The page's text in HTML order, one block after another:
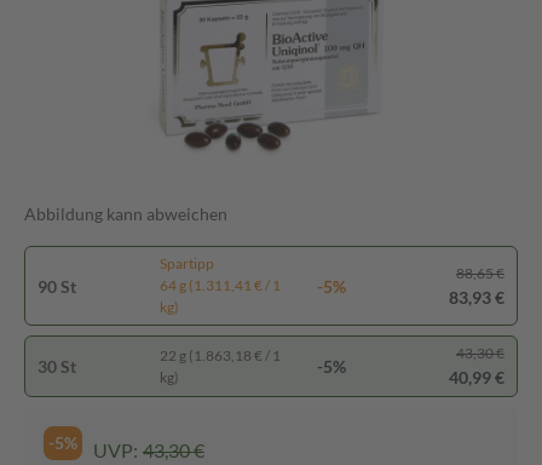
Abbildung kann abweichen
90 St
Spartipp
64 g (1.311,41 € / 1
kg)
-5%
88,65 €
83,93 €
30 St
22 g (1.863,18 € / 1
kg)
-5%
43,30 €
40,99 €
-5% UVP: 43,30 €